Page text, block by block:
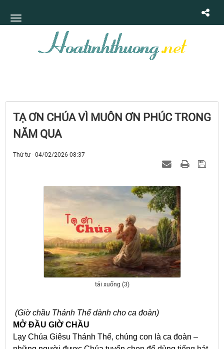
TẠ ƠN CHÚA VÌ MUÔN ƠN PHÚC TRONG
NĂM QUA
Thứ tư - 04/02/2026 08:37
tải xuống (3)
(Giờ chầu Thánh Thể dành cho ca đoàn)
MỞ ĐẦU GIỜ CHẦU
Lạy Chúa Giêsu Thánh Thể, chúng con là ca đoàn –